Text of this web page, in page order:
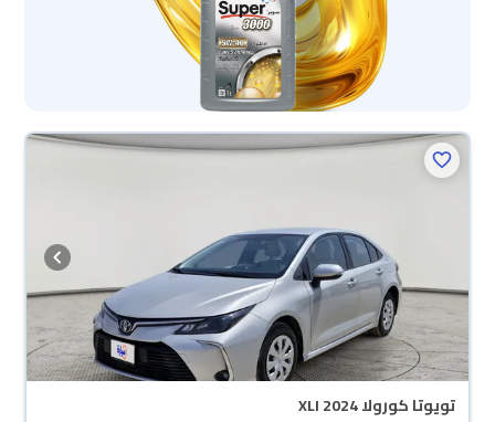
تويوتا كورولا XLI 2024